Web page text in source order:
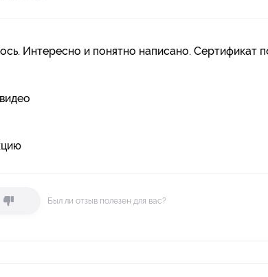
Интересно и понятно написано. Сертификат
Был ли отзыв полезен для вас?